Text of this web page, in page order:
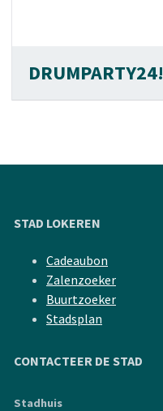
DRUMPARTY24!
STAD LOKEREN
Cadeaubon
Zalenzoeker
Buurtzoeker
Stadsplan
CONTACTEER DE STAD
Stadhuis